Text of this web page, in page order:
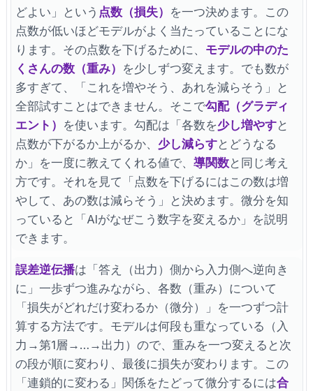
どよい」という 点数（損失） を一つ決めます。この
点数が低いほどモデルがよく当たっていることにな
ります。その点数を下げるために、 モデルの中のた
くさんの数（重み） を少しずつ変えます。でも数が
多すぎて、「これを増やそう、あれを減らそう」と
全部試すことはできません。そこで勾配（グラディ
エント） を使います。勾配は「各数を少し増やすと
点数が下がるか上がるか、 少し減らすとどうなる
か」を一度に教えてくれる値で、導関数と同じ考え
方です。それを見て「点数を下げるにはこの数は増
やして、あの数は減らそう」と決めます。微分を知
っていると「AIがなぜこう数字を変えるか」を説明
できます。
誤差逆伝播は「答え（出力）側から入力側へ逆向き
に」一歩ずつ進みながら、各数（重み）について
「損失がどれだけ変わるか（微分）」を一つずつ計
算する方法です。モデルは何段も重なっている（入
力→第1層→…→出力）ので、重みを一つ変えると次
の段が順に変わり、最後に損失が変わります。この
「連鎖的に変わる」関係をたどって微分するには合